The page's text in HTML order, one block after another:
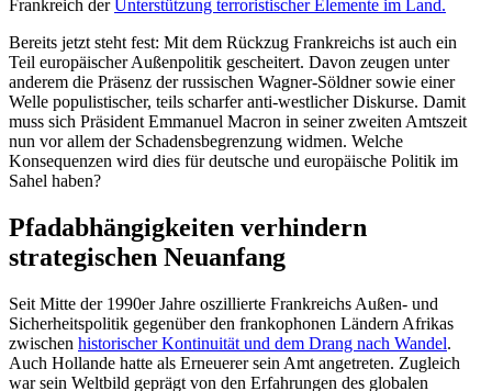
Frankreich derUnterstützung terroristischer Elemente im Land.
Bereits jetzt steht fest: Mit dem Rückzug Frankreichs ist auch ein
Teil europäischer Außenpolitik gescheitert. Davon zeugen unter
anderem die Präsenz der russischen Wagner-Söldner sowie einer
Welle populistischer, teils scharfer anti-westlicher Diskurse. Damit
muss sich Präsident Emmanuel Macron in seiner zweiten Amtszeit
nun vor allem der Schadensbegrenzung widmen. Welche
Konsequenzen wird dies für deutsche und europäische Politik im
Sahel haben?
Pfadabhängigkeiten verhindern
strategischen Neuanfang
Seit Mitte der 1990er Jahre oszillierte Frankreichs Außen- und
Sicherheitspolitik gegenüber den frankophonen Ländern Afrikas
zwischen historischer Kontinuität und dem Drang nach Wandel.
Auch Hollande hatte als Erneuerer sein Amt angetreten. Zugleich
war sein Weltbild geprägt von den Erfahrungen des globalen